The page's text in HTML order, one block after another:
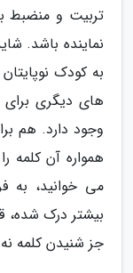
تربیت و منضبط
نماینده باشد.
به کودک
های دیگری برای
وجود دارد. هم
همواره آن کلمه
می خوانید، به
بیشتر درک شده،
جز شنیدن کلمه